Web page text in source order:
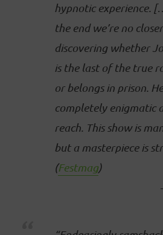
hypnotic experience.
the end we’re no
discovering whether
is the last of the true
or belongs in prison.
completely enigmatic
reach. This show is
but a masterpiece is
(Festmag)